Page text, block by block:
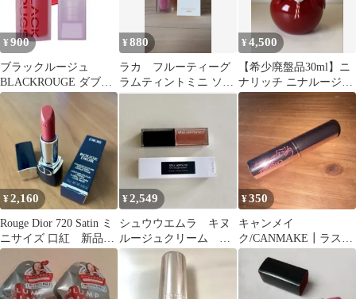
¥ 900
ブラックルージュ
BLACKROUGE ダブル
レイヤーオーバーベル
¥880
ラカ フルーティーグ
ラムティントミニ ソー
ダ 110 Lakaリップ
¥4,500
【希少廃盤品30ml】ニ
ナリッチ ニナルージュ
オードトワレ
¥2,160
Rouge Dior 720 Satin ミ
ニサイズ 口紅 新品未
使用
¥2,549
シュウウエムラ キヌ
ルージュクリーム
BR772 アフタヌーンウ
¥350
キャンメイ
ク/CANMAKE┃ラスタ
ーヴェールルージュ
[01]ライチペシェ